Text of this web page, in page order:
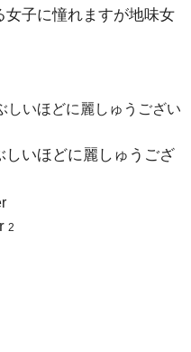
子に憧れますが地味女
いほどに麗しゅうござ
2